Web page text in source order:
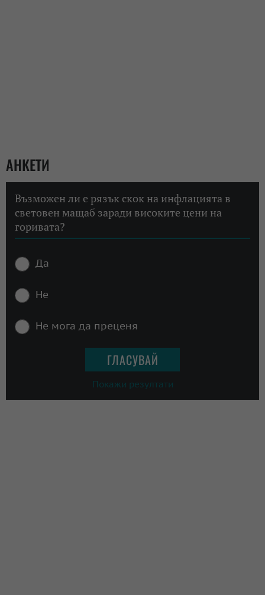
АНКЕТИ
Възможен ли е рязък скок на инфлацията в
световен мащаб заради високите цени на
горивата?
Да
Не
Не мога да преценя
Покажи резултати